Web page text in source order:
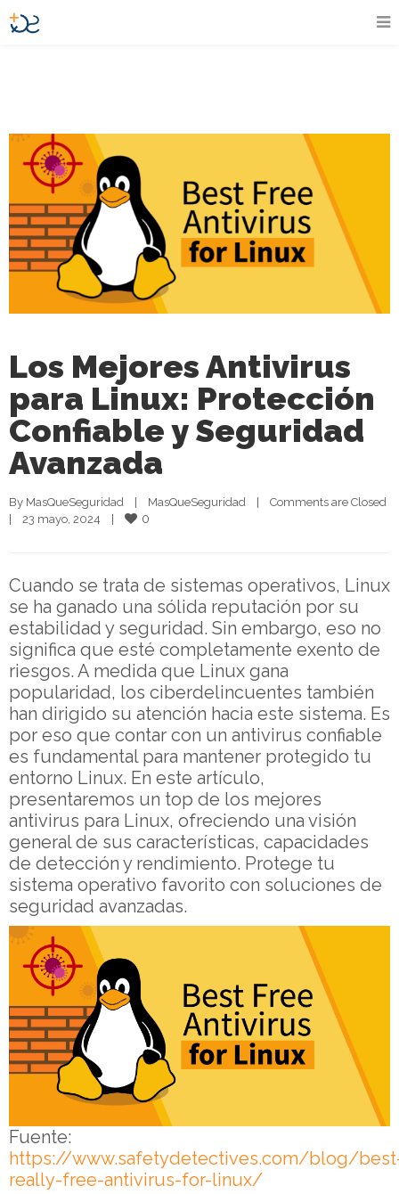
Los Mejores Antivirus
para Linux: Protección
Confiable y Seguridad
Avanzada
By MasQueSeguridad | MasQueSeguridad |
Comments are Closed
|
23 mayo, 2024 | 0
Cuando se trata de sistemas operativos, Linux
se ha ganado una sólida reputación por su
estabilidad y seguridad. Sin embargo, eso no
significa que esté completamente exento de
riesgos. A medida que Linux gana
popularidad, los ciberdelincuentes también
han dirigido su atención hacia este sistema. Es
por eso que contar con un antivirus confiable
es fundamental para mantener protegido tu
entorno Linux. En este artículo,
presentaremos un top de los mejores
antivirus para Linux, ofreciendo una visión
general de sus características, capacidades
de detección y rendimiento. Protege tu
sistema operativo favorito con soluciones de
seguridad avanzadas.
Fuente:
https://www.safetydetectives.com/blog/
really-free-antivirus-for-linux/